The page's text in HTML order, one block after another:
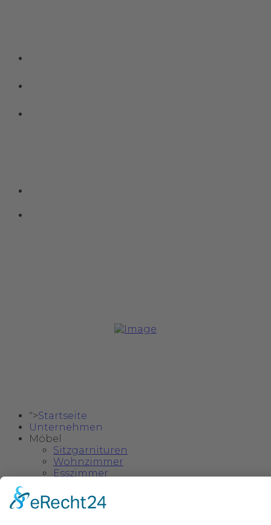
">Startseite
Unternehmen
Möbel
Sitzgarnituren
Wohnzimmer
Esszimmer
Einzelstücke & Deko
Kinder- und Jugendzimmer